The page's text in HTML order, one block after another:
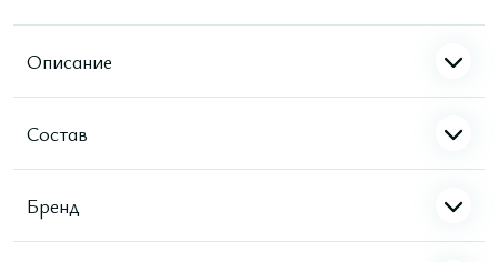
Описание
Состав
Бренд